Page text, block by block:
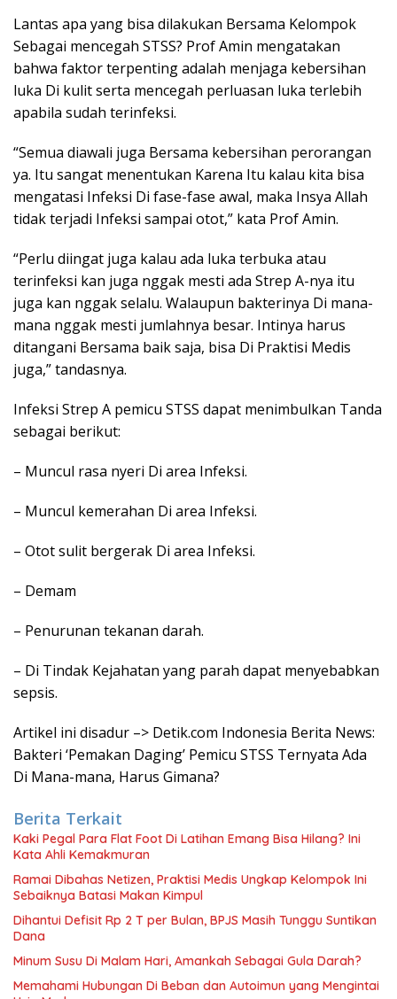
Lantas apa yang bisa dilakukan Bersama Kelompok
Sebagai mencegah STSS? Prof Amin mengatakan
bahwa faktor terpenting adalah menjaga kebersihan
luka Di kulit serta mencegah perluasan luka terlebih
apabila sudah terinfeksi.
“Semua diawali juga Bersama kebersihan perorangan
ya. Itu sangat menentukan Karena Itu kalau kita bisa
mengatasi Infeksi Di fase-fase awal, maka Insya Allah
tidak terjadi Infeksi sampai otot,” kata Prof Amin.
“Perlu diingat juga kalau ada luka terbuka atau
terinfeksi kan juga nggak mesti ada Strep A-nya itu
juga kan nggak selalu. Walaupun bakterinya Di mana-
mana nggak mesti jumlahnya besar. Intinya harus
ditangani Bersama baik saja, bisa Di Praktisi Medis
juga,” tandasnya.
Infeksi Strep A pemicu STSS dapat menimbulkan Tanda
sebagai berikut:
– Muncul rasa nyeri Di area Infeksi.
– Muncul kemerahan Di area Infeksi.
– Otot sulit bergerak Di area Infeksi.
– Demam
– Penurunan tekanan darah.
– Di Tindak Kejahatan yang parah dapat menyebabkan
sepsis.
Artikel ini disadur –> Detik.com Indonesia Berita News:
Bakteri ‘Pemakan Daging’ Pemicu STSS Ternyata Ada
Di Mana-mana, Harus Gimana?
Berita Terkait
Kaki Pegal Para Flat Foot Di Latihan Emang Bisa Hilang? Ini
Kata Ahli Kemakmuran
Ramai Dibahas Netizen, Praktisi Medis Ungkap Kelompok Ini
Sebaiknya Batasi Makan Kimpul
Dihantui Defisit Rp 2 T per Bulan, BPJS Masih Tunggu Suntikan
Dana
Minum Susu Di Malam Hari, Amankah Sebagai Gula Darah?
Memahami Hubungan Di Beban dan Autoimun yang Mengintai